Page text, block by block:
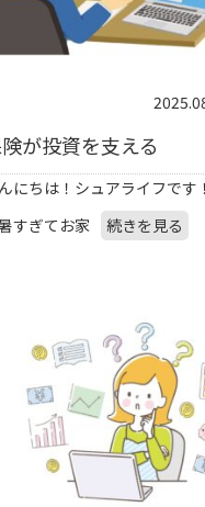
が投資を支える
にちは！シュアライフです
すぎてお家
続きを見る